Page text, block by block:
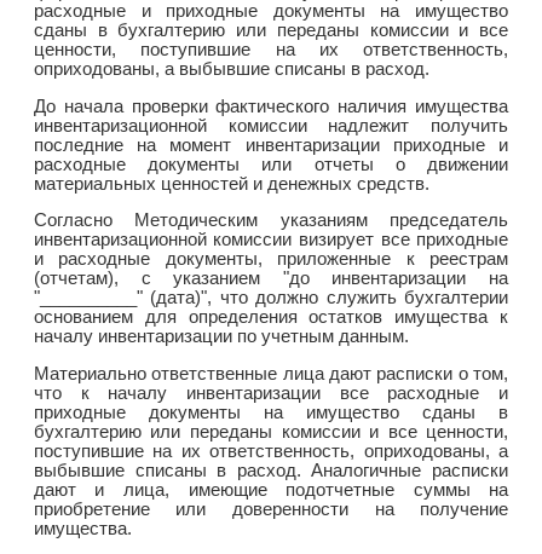
расходные и приходные документы на имущество
сданы в бухгалтерию или переданы комиссии и все
ценности, поступившие на их ответственность,
оприходованы, а выбывшие списаны в расход.
До начала проверки фактического наличия имущества
инвентаризационной комиссии надлежит получить
последние на момент инвентаризации приходные и
расходные документы или отчеты о движении
материальных ценностей и денежных средств.
Согласно Методическим указаниям председатель
инвентаризационной комиссии визирует все приходные
и расходные документы, приложенные к реестрам
(отчетам), с указанием "до инвентаризации на
"__________" (дата)", что должно служить бухгалтерии
основанием для определения остатков имущества к
началу инвентаризации по учетным данным.
Материально ответственные лица дают расписки о том,
что к началу инвентаризации все расходные и
приходные документы на имущество сданы в
бухгалтерию или переданы комиссии и все ценности,
поступившие на их ответственность, оприходованы, а
выбывшие списаны в расход. Аналогичные расписки
дают и лица, имеющие подотчетные суммы на
приобретение или доверенности на получение
имущества.